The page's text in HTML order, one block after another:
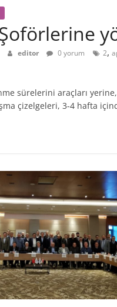
Şoförlerine
editor 0 yorum 2,
sürelerini araçları
çizelgeleri, 3-4 hafta